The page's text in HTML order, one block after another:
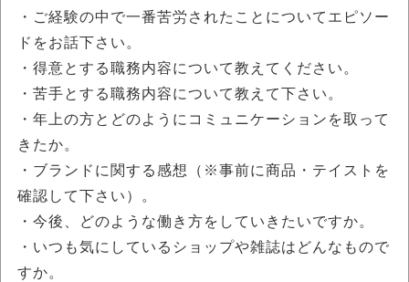
・ご経験の中で一番苦労されたことについてエピソー
ドをお話下さい。
・得意とする職務内容について教えてください。
・苦手とする職務内容について教えて下さい。
・年上の方とどのようにコミュニケーションを取って
きたか。
・ブランドに関する感想（※事前に商品・テイストを
確認して下さい）。
・今後、どのような働き方をしていきたいですか。
・いつも気にしているショップや雑誌はどんなもので
すか。